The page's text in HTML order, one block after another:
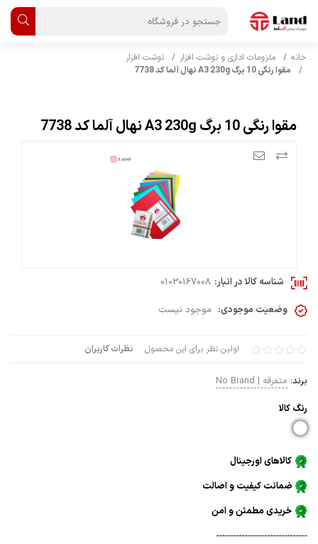
خانه ملزومات اداری و نوشت افزار
نوشت افزار
مقوا رنگی 10 برگ A3 230g نهال آلما کد 7738
مقوا رنگی 10 برگ A3 230g نهال آلما کد 7738
اولین نظر برای این محصول نظرات کاربران
برند: متفرقه | No Brand
رنگ كالا
کالاهای اورجینال
ضمانت کیفیت و اصالت
خریدی مطمئن و امن
--------------------------------
شناسه کالا در انبار: 01030167008
وضعیت موجودی: موجود نیست